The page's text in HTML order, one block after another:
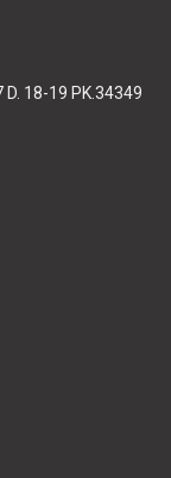
18-19 PK.34349